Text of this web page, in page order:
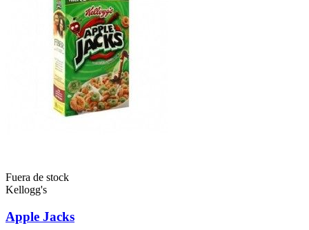
Fuera de stock
Kellogg's
Apple Jacks